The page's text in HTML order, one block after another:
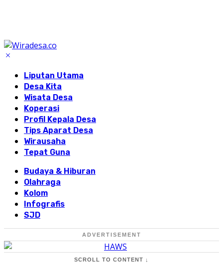
Liputan Utama
Desa Kita
Wisata Desa
Koperasi
Profil Kepala Desa
Tips Aparat Desa
Wirausaha
Tepat Guna
Budaya & Hiburan
Olahraga
Kolom
Infografis
SJD
ADVERTISEMENT
SCROLL TO CONTENT ↓